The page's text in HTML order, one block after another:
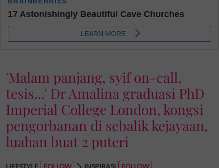
'Malam panjang, syif on-call,
tesis...' Dr Amalina graduasi PhD
Imperial College London, kongsi
pengorbanan di sebalik kejayaan,
luahan buat 2 puteri
LIFESTYLE INSPIRASI